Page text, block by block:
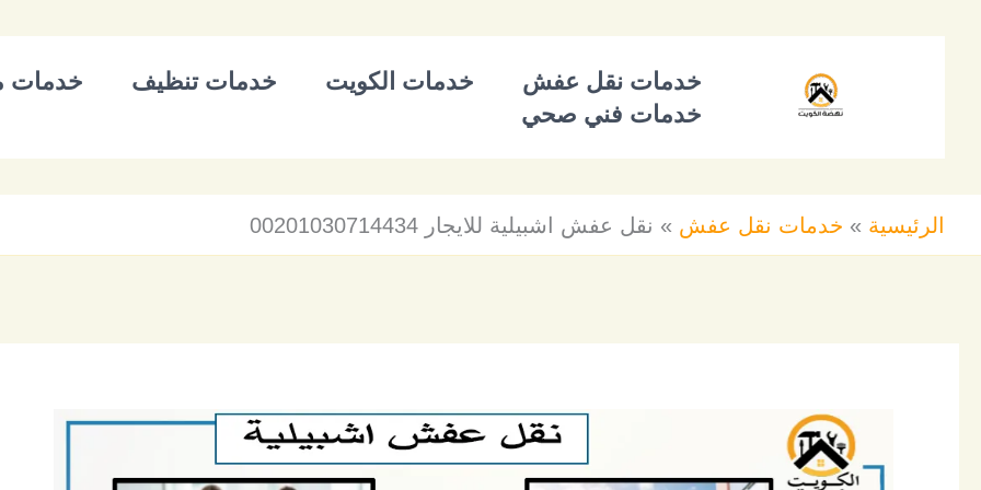
خدمات نقل عفش خدمات الكويت خدمات تنظيف
خدمات
خدمات فني صحي
الرئيسية خدمات نقل عفش نقل عفش اشبيلية للايجار 00201030714434